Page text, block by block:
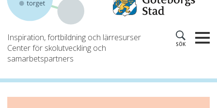
Inspiration, fortbildning och lärresurser
Center för skolutveckling och
samarbetspartners
SÖK